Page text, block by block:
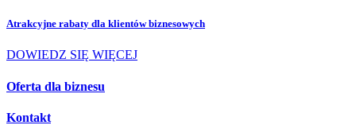
Atrakcyjne rabaty dla klientów biznesowych
DOWIEDZ SIĘ WIĘCEJ
Oferta dla biznesu
Kontakt